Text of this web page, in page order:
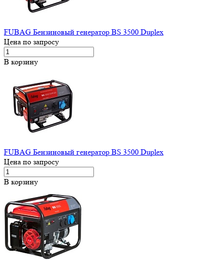
FUBAG Бензиновый генератор BS 3500 Duplex
Цена по запросу
В корзину
FUBAG Бензиновый генератор BS 3500 Duplex
Цена по запросу
В корзину